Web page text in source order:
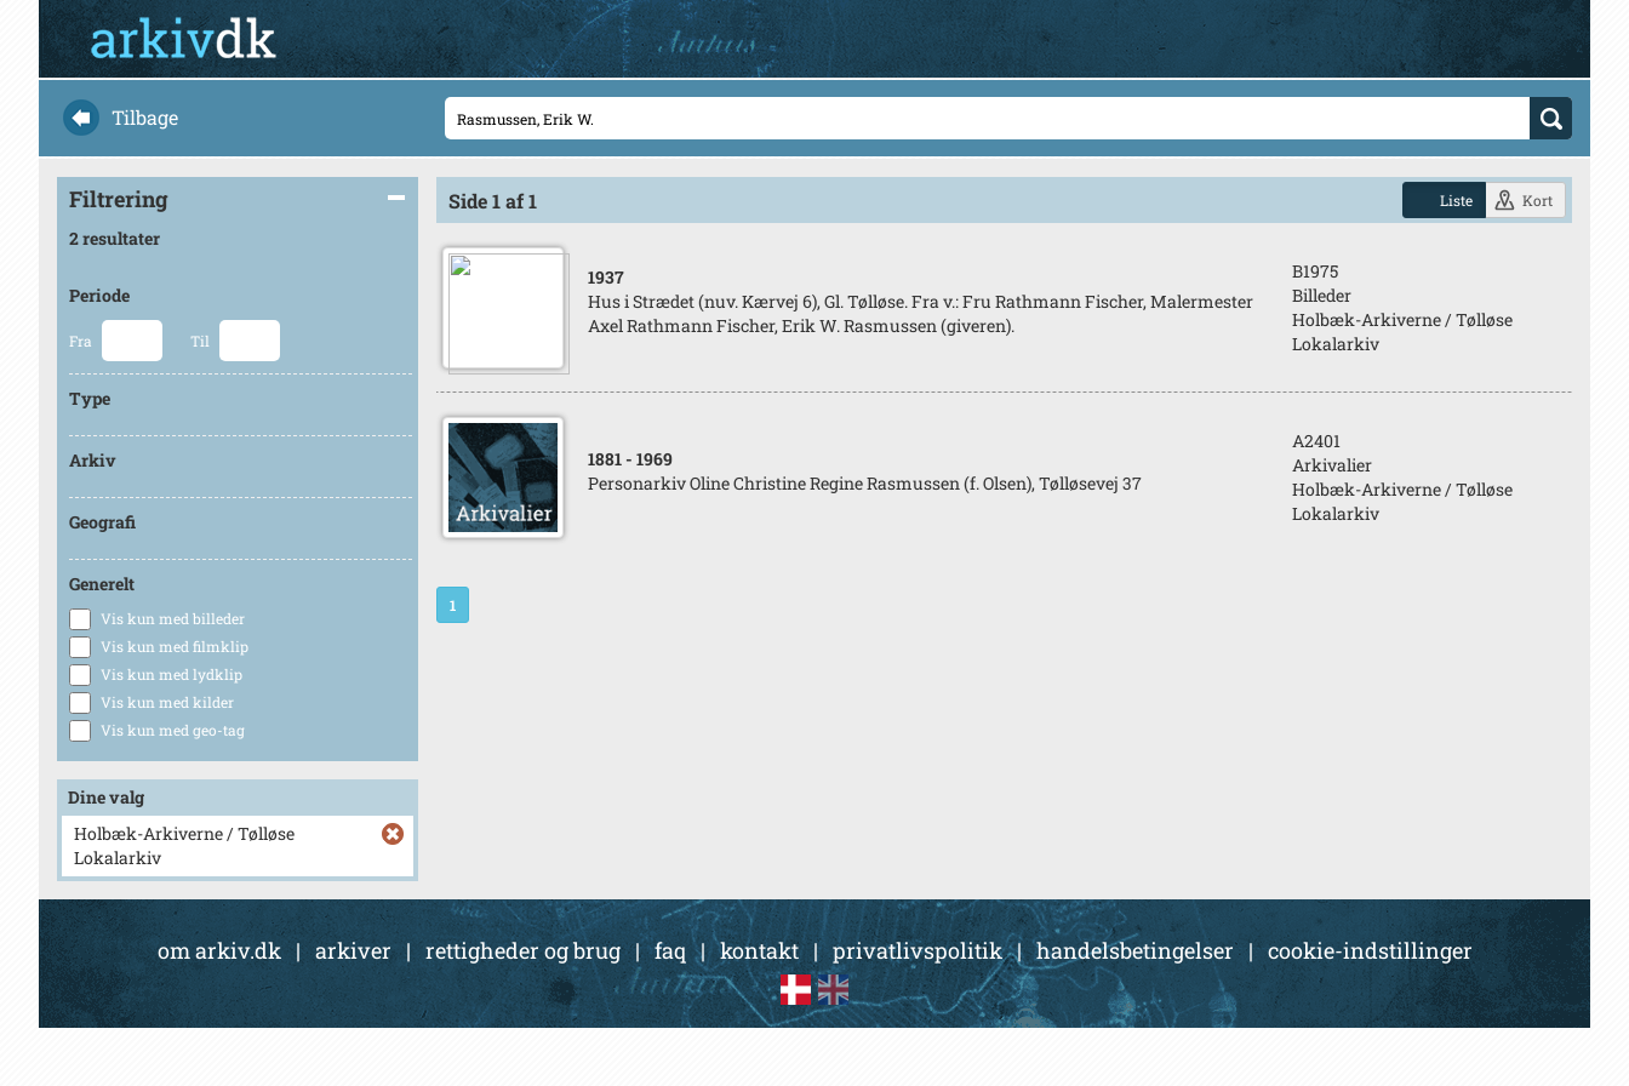
Tilbage
Filtrering
2 resultater
Periode
Fra Til
Type
Arkiv
Geografi
Generelt
Vis kun med billeder
Vis kun med filmklip
Vis kun med lydklip
Vis kun med kilder
Vis kun med geo-tag
Dine valg
Holbæk-Arkiverne / Tølløse
Lokalarkiv
Side 1 af 1 Liste Kort
1937
Hus i Strædet (nuv. Kærvej 6), Gl. Tølløse. Fra v.: Fru Rathmann Fischer, Malermester
Axel Rathmann Fischer, Erik W. Rasmussen (giveren).
B1975
Billeder
Holbæk-Arkiverne / Tølløse
Lokalarkiv
1881 - 1969
Personarkiv Oline Christine Regine Rasmussen (f. Olsen), Tølløsevej 37
A2401
Arkivalier
Holbæk-Arkiverne / Tølløse
Lokalarkiv
1
om arkiv.dk | arkiver| rettigheder og brug|faq |kontakt| privatlivspolitik|handelsbetingelser | cookie-indstillinger